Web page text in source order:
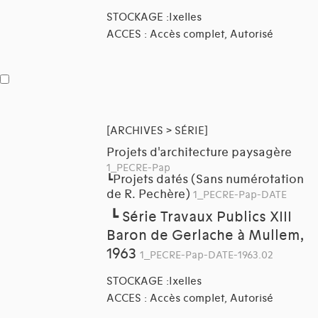
STOCKAGE :Ixelles
ACCES : Accès complet, Autorisé
[ARCHIVES > SÉRIE]
Projets d'architecture paysagère
1_PECRE-Pap
┗Projets datés (Sans numérotation
de R. Pechère) 1_PECRE-Pap-DATE
┗ Série Travaux Publics XIII
Baron de Gerlache à Mullem,
1963 1_PECRE-Pap-DATE-1963.02
STOCKAGE :Ixelles
ACCES : Accès complet, Autorisé